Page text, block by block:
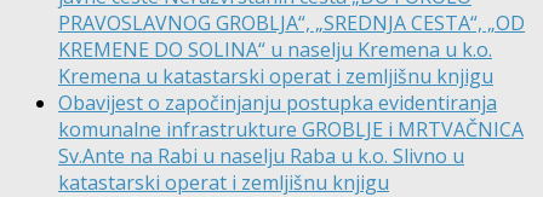
PRAVOSLAVNOG GROBLJA“, „SREDNJA CESTA“, „OD
KREMENE DO SOLINA“ u naselju Kremena u k.o.
Kremena u katastarski operat i zemljišnu knjigu
Obavijest o započinjanju postupka evidentiranja
komunalne infrastrukture GROBLJE i MRTVAČNICA
Sv.Ante na Rabi u naselju Raba u k.o. Slivno u
katastarski operat i zemljišnu knjigu